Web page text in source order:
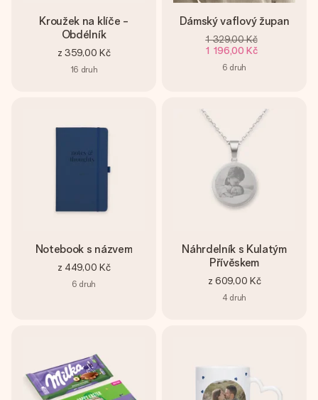
Kroužek na klíče -
Obdélník
z 359,00 Kč
16 druh
Dámský vaflový župan
1 329,00 Kč
1 196,00 Kč
6 druh
Notebook s názvem
z 449,00 Kč
6 druh
Náhrdelník s Kulatým
Přívěskem
z 609,00 Kč
4 druh